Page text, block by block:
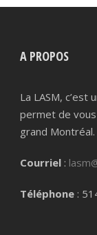
A PROPOS
La LASM, c’est
permet de
grand Montréal.
Courriel :
Téléphone :